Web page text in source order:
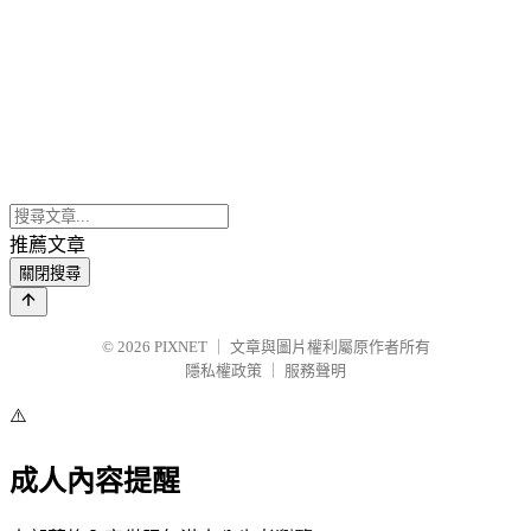
推薦文章
關閉搜尋
© 2026 PIXNET
文章與圖片權利屬原作者所有
隱私權政策
服務聲明
⚠️
成人內容提醒